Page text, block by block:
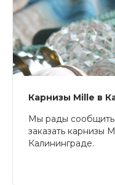
Карнизы Mille в
Мы рады
заказать карнизы
Калининграде.